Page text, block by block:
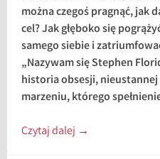
można czegoś pragnąć, jak
cel? Jak głęboko się
samego siebie i
„Nazywam się Stephen
historia obsesji, nieustannej
marzeniu, którego
Czytaj dalej →